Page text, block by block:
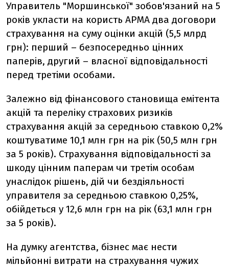
Управитель "Моршинської" зобов'язаний на 5
років укласти на користь АРМА два договори
страхування на суму оцінки акцій (5,5 млрд
грн): перший – безпосередньо цінних
паперів, другий – власної відповідальності
перед третіми особами.
Залежно від фінансового становища емітента
акцій та переліку страхових ризиків
страхування акцій за середньою ставкою 0,2%
коштуватиме 10,1 млн грн на рік (50,5 млн грн
за 5 років). Страхування відповідальності за
шкоду цінним паперам чи третім особам
унаслідок рішень, дій чи бездіяльності
управителя за середньою ставкою 0,25%,
обійдеться у 12,6 млн грн на рік (63,1 млн грн
за 5 років).
На думку агентства, бізнес має нести
мільйонні витрати на страхування чужих